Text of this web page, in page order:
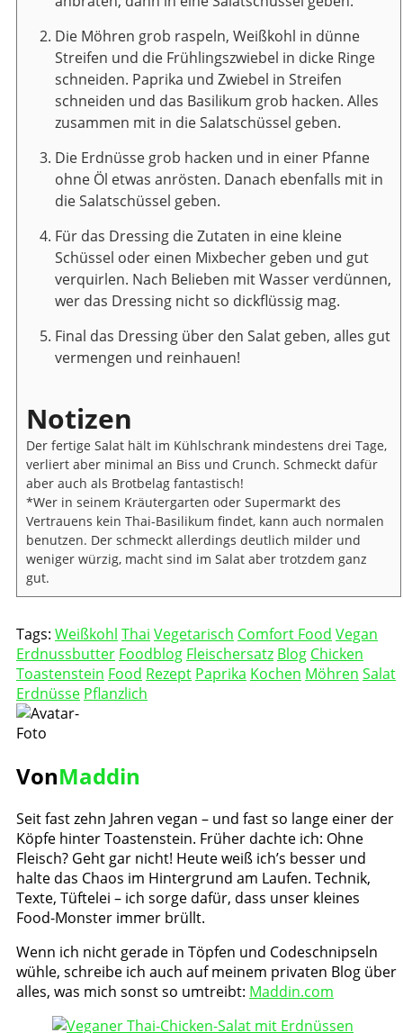
Die Möhren grob raspeln, Weißkohl in dünne
Streifen und die Frühlingszwiebel in dicke Ringe
schneiden. Paprika und Zwiebel in Streifen
schneiden und das Basilikum grob hacken. Alles
zusammen mit in die Salatschüssel geben.
Die Erdnüsse grob hacken und in einer Pfanne
ohne Öl etwas anrösten. Danach ebenfalls mit in
die Salatschüssel geben.
Für das Dressing die Zutaten in eine kleine
Schüssel oder einen Mixbecher geben und gut
verquirlen. Nach Belieben mit Wasser verdünnen,
wer das Dressing nicht so dickflüssig mag.
Final das Dressing über den Salat geben, alles gut
vermengen und reinhauen!
Notizen
Der fertige Salat hält im Kühlschrank mindestens drei Tage,
verliert aber minimal an Biss und Crunch. Schmeckt dafür
aber auch als Brotbelag fantastisch!
*Wer in seinem Kräutergarten oder Supermarkt des
Vertrauens kein Thai-Basilikum findet, kann auch normalen
benutzen. Der schmeckt allerdings deutlich milder und
weniger würzig, macht sind im Salat aber trotzdem ganz
gut.
Tags: Weißkohl Thai Vegetarisch Comfort Food Vegan
Erdnussbutter Foodblog Fleischersatz Blog Chicken
Toastenstein Food Rezept Paprika Kochen Möhren Salat
Erdnüsse Pflanzlich
VonMaddin
Seit fast zehn Jahren vegan – und fast so lange einer der
Köpfe hinter Toastenstein. Früher dachte ich: Ohne
Fleisch? Geht gar nicht! Heute weiß ich’s besser und
halte das Chaos im Hintergrund am Laufen. Technik,
Texte, Tüftelei – ich sorge dafür, dass unser kleines
Food-Monster immer brüllt.
Wenn ich nicht gerade in Töpfen und Codeschnipseln
wühle, schreibe ich auch auf meinem privaten Blog über
alles, was mich sonst so umtreibt: Maddin.com